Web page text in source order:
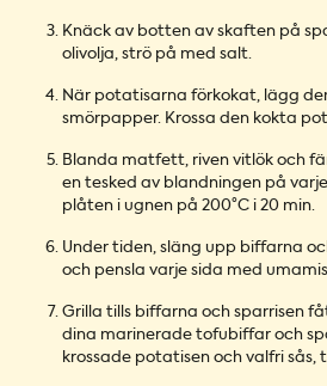
Knäck av botten av skaften på
olivolja, strö på med salt.
När potatisarna förkokat, lägg
smörpapper. Krossa den kokta
Blanda matfett, riven vitlök och
en tesked av blandningen på
plåten i ugnen på 200°C i 20 min.
Under tiden, släng upp biffarna
och pensla varje sida med
Grilla tills biffarna och sparrisen
dina marinerade tofubiffar och
krossade potatisen och valfri sås,